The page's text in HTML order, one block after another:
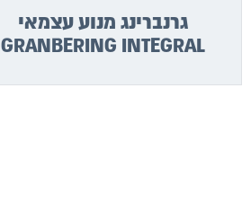
גרנברינג מנוע עצמאי
GRANBERING INTEGRAL